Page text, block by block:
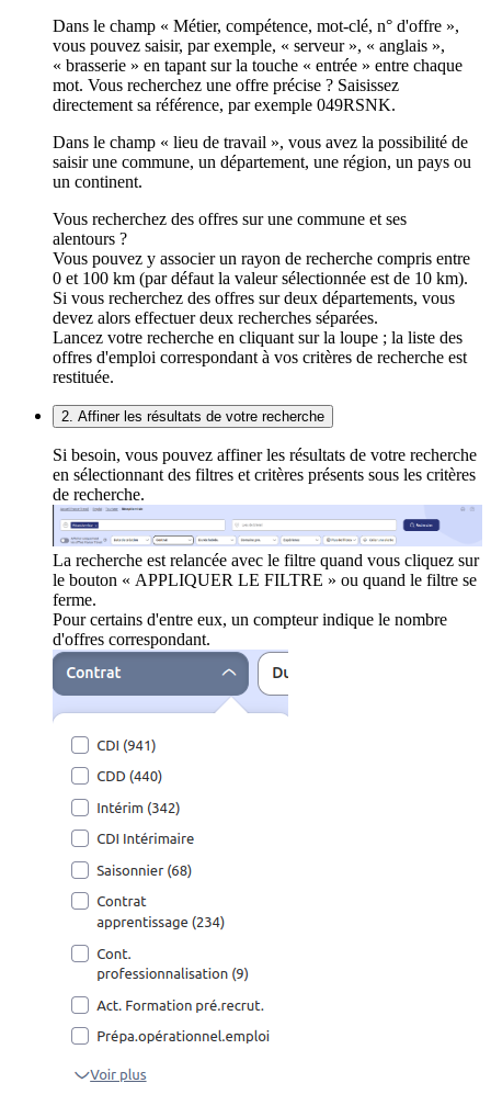
Dans le champ « Métier, compétence, mot-clé, n° d'offre »,
vous pouvez saisir, par exemple, « serveur », « anglais »,
« brasserie » en tapant sur la touche « entrée » entre chaque
mot. Vous recherchez une offre précise ? Saisissez
directement sa référence, par exemple 049RSNK.
Dans le champ « lieu de travail », vous avez la possibilité de
saisir une commune, un département, une région, un pays ou
un continent.
Vous recherchez des offres sur une commune et ses
alentours ?
Vous pouvez y associer un rayon de recherche compris entre
0 et 100 km (par défaut la valeur sélectionnée est de 10 km).
Si vous recherchez des offres sur deux départements, vous
devez alors effectuer deux recherches séparées.
Lancez votre recherche en cliquant sur la loupe ; la liste des
offres d'emploi correspondant à vos critères de recherche est
restituée.
2. Affiner les résultats de votre recherche
Si besoin, vous pouvez affiner les résultats de votre recherche
en sélectionnant des filtres et critères présents sous les critères
de recherche.
La recherche est relancée avec le filtre quand vous cliquez sur
le bouton « APPLIQUER LE FILTRE » ou quand le filtre se
ferme.
Pour certains d'entre eux, un compteur indique le nombre
d'offres correspondant.